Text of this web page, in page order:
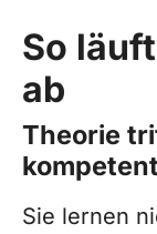
So
ab
Theorie
Sie lernen